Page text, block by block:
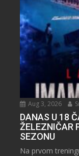
Aug 3, 2026
DANAS U 18
ŽELEZNIČAR
SEZONU
Na prvom